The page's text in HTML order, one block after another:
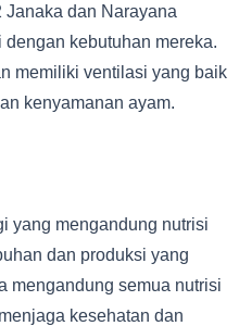
Janaka dan Narayana
kebutuhan mereka.
memiliki ventilasi yang baik
kenyamanan ayam.
yang mengandung nutrisi
dan produksi yang
mengandung semua nutrisi
kesehatan dan